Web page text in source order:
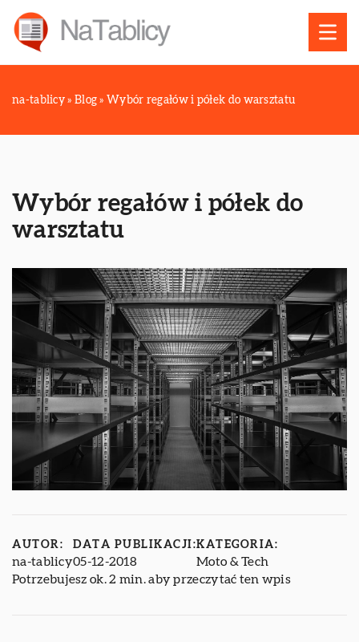
na-tablicy » Blog » Wybór regałów i półek do warsztatu
Wybór regałów i półek do
warsztatu
AUTOR:
na-tablicy
DATA PUBLIKACJI:
05-12-2018
KATEGORIA:
Moto & Tech
Potrzebujesz ok. 2 min. aby przeczytać ten wpis